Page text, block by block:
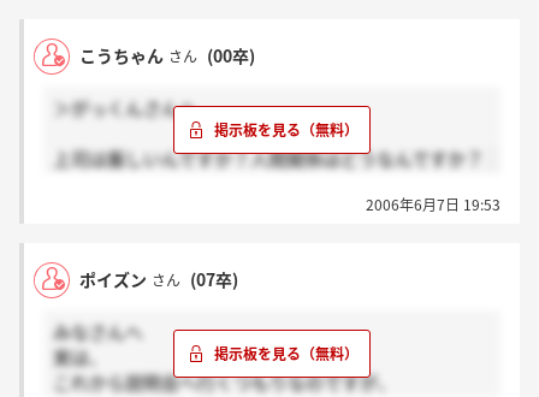
た顧客1名に対し訪問し又は電話をかけて、受託契約
等の締結の勧誘を、継続して複数回行った。
金融先物取引法の一部を改正する法律附則第2条
第1項によって当該証券会社が行った、上記?の行為は
同法附則第2条第2項において適用する金融先物取引法
第76条第4号に規定する「受託契約等の締結の勧誘の
かけて、受託契約等の締結を勧誘すること」に該当
し、上記?の行為は同法第76条第5号に規定する「受託
契約等の締結の勧誘を受けた顧客が当該受託契約等を
締結しない旨の意思を表示したにもかかわらず、当該
勧誘を継続すること」に該当すると認められる。
こうちゃん さん (00卒)
＞がっくんさんへ
上司は厳しいんですか？人間関係はどうなんですか？
2006年6月7日 19:53
ポイズン さん (07卒)
みなさんへ
実は、
これから説明会へ行くつもりなのですが、